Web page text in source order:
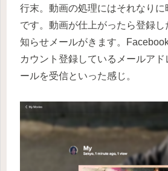
行末。動画の処理にはそれなりに
です。動画が仕上がったら登録
知らせメールがきます。
カウント登録しているメールアド
ールを受信といった感じ。